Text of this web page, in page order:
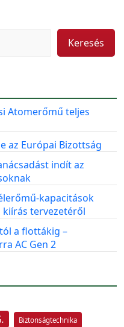
Keresés
Atomerőmű teljes
az Európai Bizottság
indít az
kapacitások
kiírás tervezetéről
a flottákig –
AC Gen 2
Biztonságtechnika